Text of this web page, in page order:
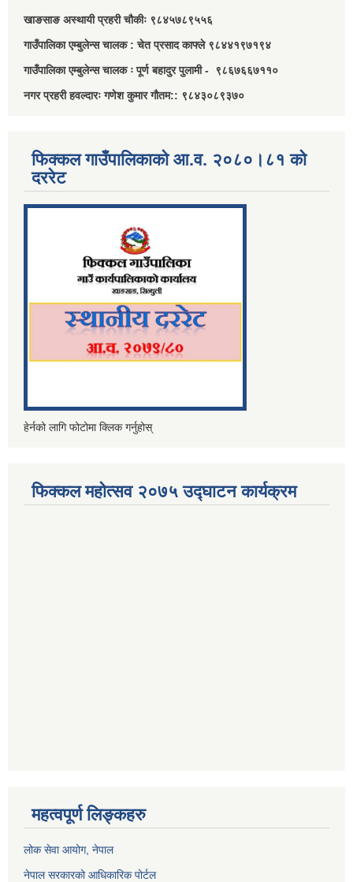
खाङसाङ अस्थायी प्रहरी चौकीः ९८४५७८९५५६
गाउँपालिका एम्बुलेन्स चालक : चेत प्रसाद काफ्ले ९८४४१९७१९४
गाउँपालिका एम्बुलेन्स चालक ः पूर्ण बहादुर पुलामी - ९८६७६६७११०
नगर प्रहरी हवल्दारः गणेश कुमार गौतम:: ९८४३०८९३७०
फिक्कल गाउँपालिकाको आ.व. २०८०।८१ को
दररेट
हेर्नको लागि फोटोमा क्लिक गर्नुहोस्
फिक्कल महोत्सव २०७५ उद्घाटन कार्यक्रम
महत्वपूर्ण लिङ्कहरु
लोक सेवा आयोग, नेपाल
नेपाल सरकारको आधिकारिक पोर्टल